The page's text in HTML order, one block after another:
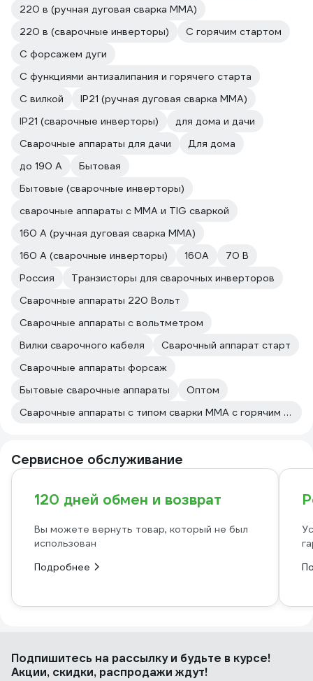
220 в (ручная дуговая сварка MMA)
220 в (сварочные инверторы)
С горячим стартом
С форсажем дуги
С функциями антизалипания и горячего старта
С вилкой
IP21 (ручная дуговая сварка MMA)
IP21 (сварочные инверторы)
для дома и дачи
Сварочные аппараты для дачи
Для дома
до 190 А
Бытовая
Бытовые (сварочные инверторы)
сварочные аппараты с MMA и TIG сваркой
160 А (ручная дуговая сварка MMA)
160 А (сварочные инверторы)
160А
70 В
Россия
Транзисторы для сварочных инверторов
Сварочные аппараты 220 Вольт
Сварочные аппараты с вольтметром
Вилки сварочного кабеля
Сварочный аппарат старт
Сварочные аппараты форсаж
Бытовые сварочные аппараты
Оптом
Сварочные аппараты с типом сварки MMA с горячим стартом
Сервисное обслуживание
120 дней обмен и возврат
Вы можете вернуть товар, который не был
использован
Подробнее
Подпишитесь на рассылкуи будьте в курсе!
Акции, скидки, распродажи ждут!